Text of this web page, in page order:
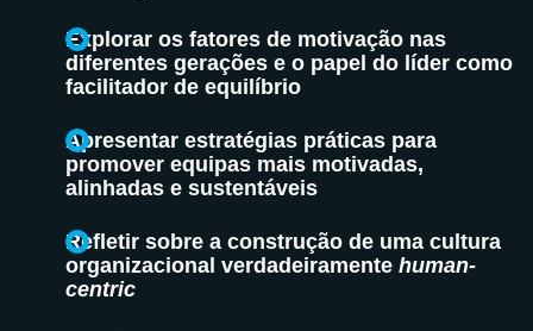
Explorar os fatores de motivação nas
diferentes gerações e o papel do líder como
facilitador de equilíbrio
Apresentar estratégias práticas para
promover equipas mais motivadas,
alinhadas e sustentáveis
Refletir sobre a construção de uma cultura
organizacional verdadeiramente human-
centric